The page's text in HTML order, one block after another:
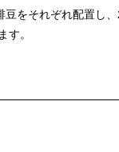
をそれぞれ配置し
す。